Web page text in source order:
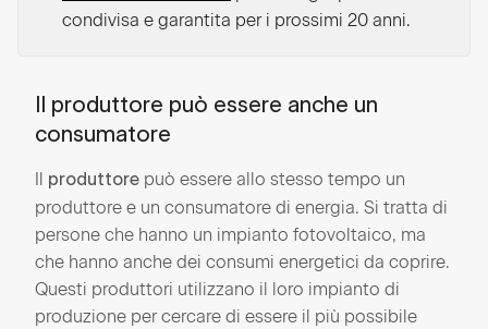
condivisa e garantita per i prossimi 20 anni.
Il produttore può essere anche un
consumatore
produttore può essere allo stesso tempo un
produttore e un consumatore di energia. Si tratta di
persone che hanno un impianto fotovoltaico, ma
che hanno anche dei consumi energetici da coprire.
Questi produttori utilizzano il loro impianto di
produzione per cercare di essere il più possibile